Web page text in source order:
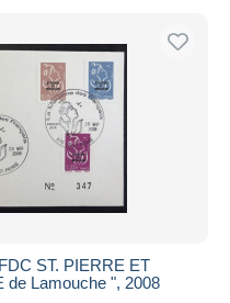
ST. PIERRE ET
Lamouche ", 2008